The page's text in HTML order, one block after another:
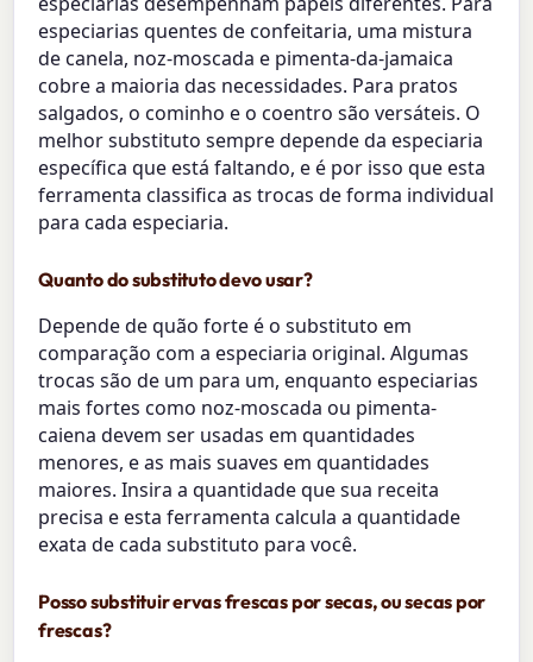
especiarias quentes de confeitaria, uma mistura
de canela, noz-moscada e pimenta-da-jamaica
cobre a maioria das necessidades. Para pratos
salgados, o cominho e o coentro são versáteis. O
melhor substituto sempre depende da especiaria
específica que está faltando, e é por isso que esta
ferramenta classifica as trocas de forma individual
para cada especiaria.
Quanto do substituto devo usar?
Depende de quão forte é o substituto em
comparação com a especiaria original. Algumas
trocas são de um para um, enquanto especiarias
mais fortes como noz-moscada ou pimenta-
caiena devem ser usadas em quantidades
menores, e as mais suaves em quantidades
maiores. Insira a quantidade que sua receita
precisa e esta ferramenta calcula a quantidade
exata de cada substituto para você.
Posso substituir ervas frescas por secas, ou secas por
frescas?